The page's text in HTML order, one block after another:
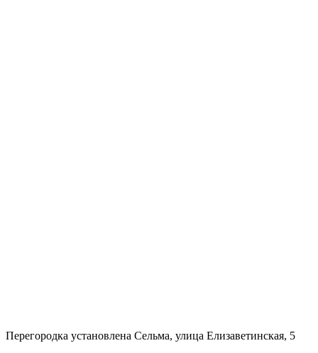
Перегородка установлена Сельма, улица Елизаветинская, 5